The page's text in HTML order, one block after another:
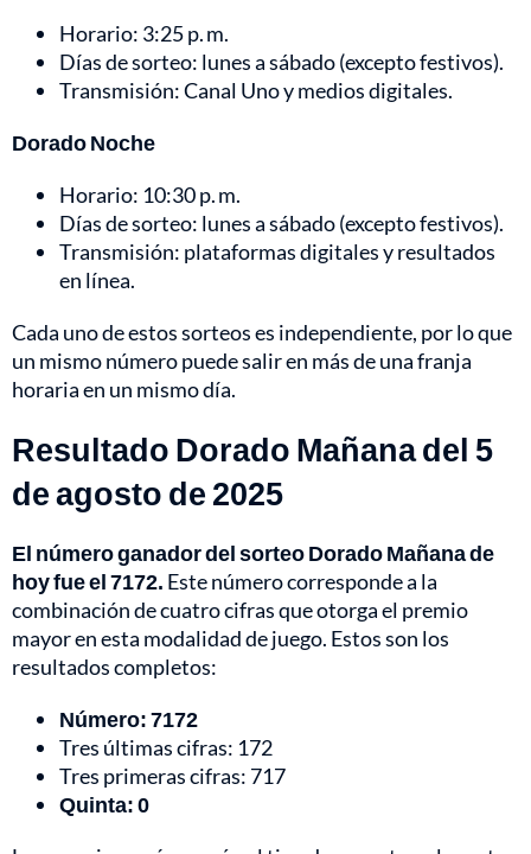
Horario: 3:25 p. m.
Días de sorteo: lunes a sábado (excepto festivos).
Transmisión: Canal Uno y medios digitales.
Dorado Noche
Horario: 10:30 p. m.
Días de sorteo: lunes a sábado (excepto festivos).
Transmisión: plataformas digitales y resultados
en línea.
Cada uno de estos sorteos es independiente, por lo que
un mismo número puede salir en más de una franja
horaria en un mismo día.
Resultado Dorado Mañana del 5
de agosto de 2025
El número ganador del sorteo Dorado Mañana de
hoy fue el 7172. Este número corresponde a la
combinación de cuatro cifras que otorga el premio
mayor en esta modalidad de juego. Estos son los
resultados completos:
Número: 7172
Tres últimas cifras: 172
Tres primeras cifras: 717
Quinta: 0